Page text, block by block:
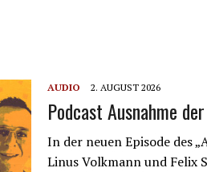
AUDIO 2. AUGUST 2026
Podcast Ausnahme
In der neuen Episode des
Linus Volkmann und Felix